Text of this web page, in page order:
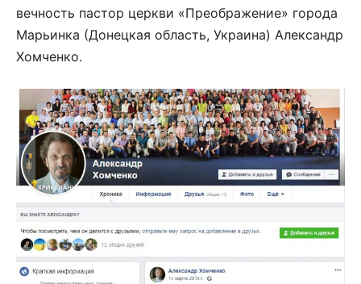
вечность пастор церкви «Преображение» города
Марьинка (Донецкая область, Украина) Александр
Хомченко.